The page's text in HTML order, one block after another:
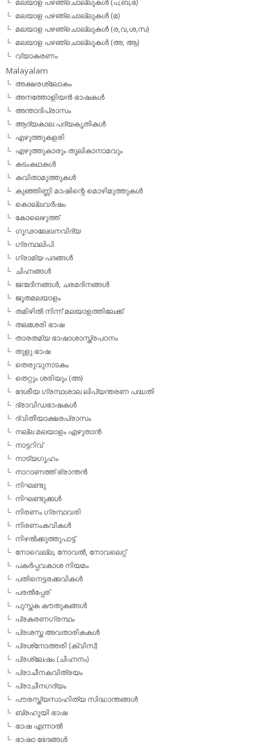
മലയാള പഴഞ്ചൊല്ലുകള്‍ (മ)
മലയാള പഴഞ്ചൊല്ലുകള്‍ (ര,വ,ശ,സ)
മലയാള പഴഞ്ചൊല്ലുകൾ (അ, ആ)
വ്യാകരണം
Malayalam
അക്ഷരശ്ലോകം
അനത്തോളിയന്‍ ഭാഷകള്‍
അന്താദിപ്രാസം
ആദ്യകാല പദ്യകൃതികള്‍
എഴുത്തുകളരി
എഴുത്തുകാരും തൂലികാനാമവും
കടംകഥകള്‍
കവിതാമുത്തുകള്‍
കുഞ്ഞിണ്ണി മാഷിന്റെ മൊഴിമുത്തുകള്‍
കൊല്ലവര്‍ഷം
കോലെഴുത്ത്
ഗൂഢാലേഖനവിദ്യ
ഗ്രന്ഥലിപി
ഗ്രാമ്യ പദങ്ങള്‍
ചിഹ്നങ്ങള്‍
ജന്മദിനങ്ങള്‍, ചരമദിനങ്ങള്‍
ജൂതമലയാളം
തമിഴില്‍ നിന്ന് മലയാളത്തിലേക്ക്
തലശേരി ഭാഷ
താരതമ്യ ഭാഷാശാസ്ത്രപഠനം
തുളു ഭാഷ
തെരുവുനാടകം
തെറ്റും ശരിയും (അ)
ദേശീയ ഗ്രന്ഥശാല ലിപ്യന്തരണ പദ്ധതി
ദ്രാവിഡഭാഷകള്‍
ദ്വിതീയാക്ഷരപ്രാസം
നല്ല മലയാളം എഴുതാന്‍
നാട്ടറിവ്
നാട്യഗൃഹം
നാറാണത്ത് ഭ്രാന്തന്‍
നിഘണ്ടു
നിഘണ്ടുക്കള്‍
നിരണം ഗ്രന്ഥവരി
നിരണംകവികള്‍
നിഴല്‍ക്കുത്തുപാട്ട്
നോവെല്ല, നോവല്‍, നോവലെറ്റ്
പകര്‍പ്പവകാശ നിയമം
പതിനെട്ടരക്കവികള്‍
പരല്‍പ്പേര്
പുസ്തക കൗതുകങ്ങള്‍
പ്രകരണഗ്രന്ഥം
പ്രശസ്ത അവതാരികകള്‍
പ്രശ്‌നോത്തരി (ക്വിസ്)
പ്രശ്ലേഷം (ചിഹ്നനം)
പ്രാചീനകവിത്രയം
പ്രാചീനഗദ്യം
പൗരസ്ത്യസാഹിത്യ സിദ്ധാന്തങ്ങള്‍
ബ്രഹൂയി ഭാഷ
ഭാഷ എന്നാല്‍
ഭാഷാ ഭേദങ്ങള്‍